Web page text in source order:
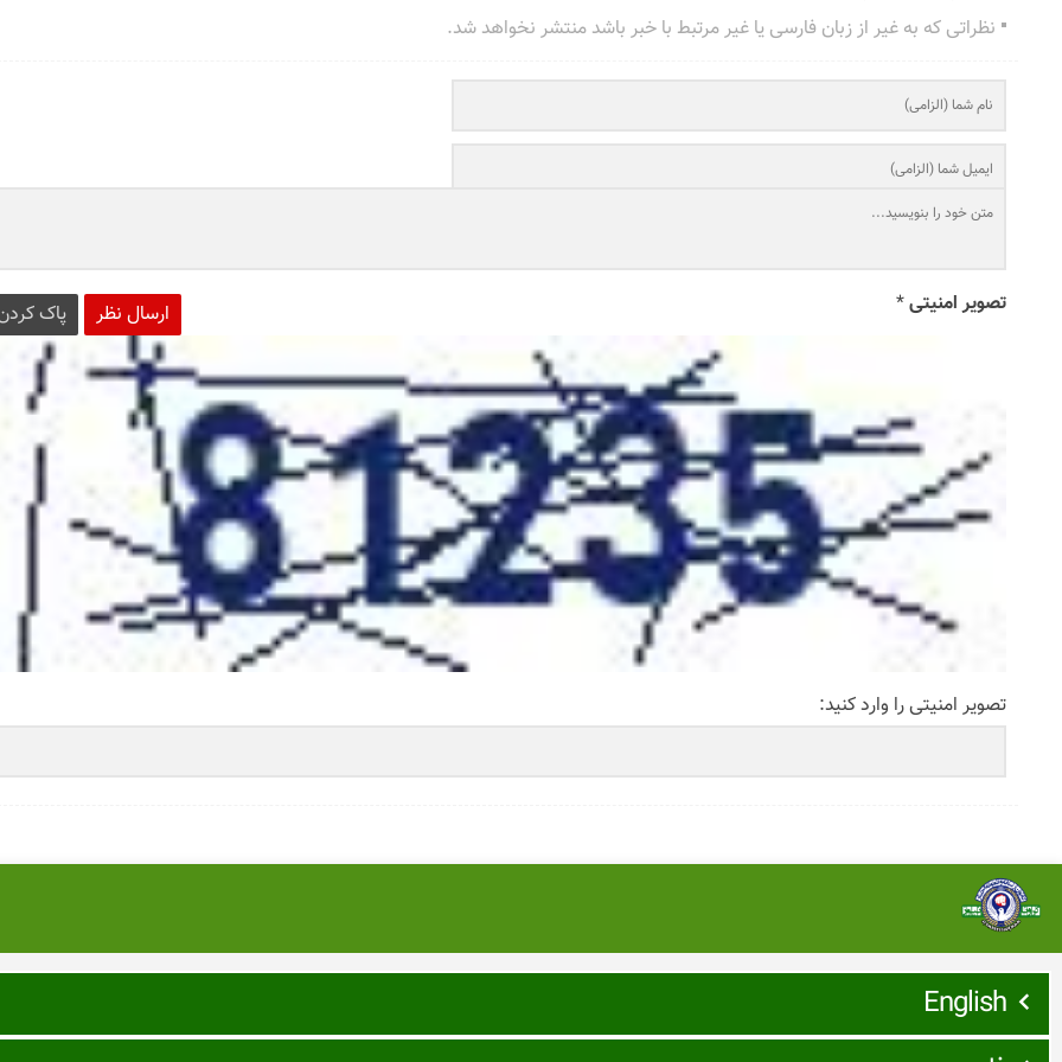
نظراتی که به غیر از زبان فارسی یا غیر مرتبط با خبر باشد منتشر نخواهد شد.
ارسال نظر پاک تصویر امنیتی*
تصویر امنیتی را وارد کنید:
English